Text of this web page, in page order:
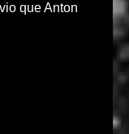
que Anton